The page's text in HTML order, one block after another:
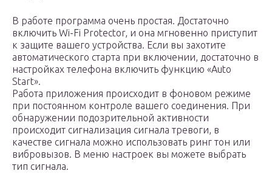
В работе программа очень простая. Достаточно
включить Wi-Fi Protector, и она мгновенно приступит
к защите вашего устройства. Если вы захотите
автоматического старта при включении, достаточно в
настройках телефона включить функцию «Auto
Start».
Работа приложения происходит в фоновом режиме
при постоянном контроле вашего соединения. При
обнаружении подозрительной активности
происходит сигнализация сигнала тревоги, в
качестве сигнала можно использовать ринг тон или
вибровызов. В меню настроек вы можете выбрать
тип сигнала.